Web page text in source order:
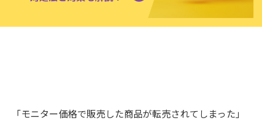
「モニター価格で販売した商品が転売されてしまった」